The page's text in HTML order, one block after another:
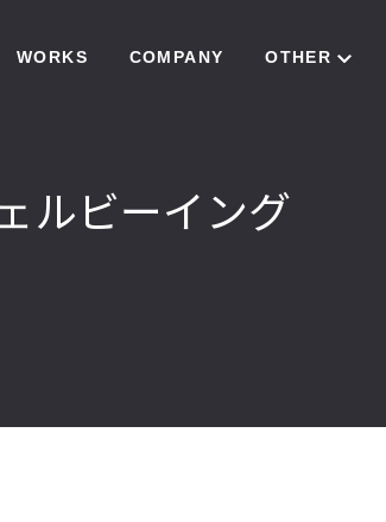
WORKS COMPANY OTHER
ルビーイング